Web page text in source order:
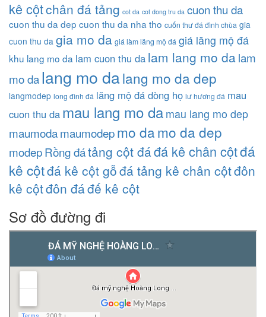
kê cộtchân đá tảng cot da cot dong tru da cuon thu da
cuon thu da dep cuon thu da nha tho cuốn thư đá đình chùa gia
cuon thu da gia mo da giá làm lăng mộ đá giá lăng mộ đá
khu lang mo da lam cuon thu da lam lang mo dalam
mo dalang mo dalang mo da dep
langmodep long đình đá lăng mộ đá dòng họ lư hương đá mau
cuon thu da mau lang mo damau lang mo dep
maumodamaumodepmo damo da dep
modepRồng đátảng cột đáđá kê chân cộtđá
kê cộtđá kê cột gỗđá tảng kê chân cộtđôn
kê cộtđôn đáđế kê cột
Sơ đồ đường đi